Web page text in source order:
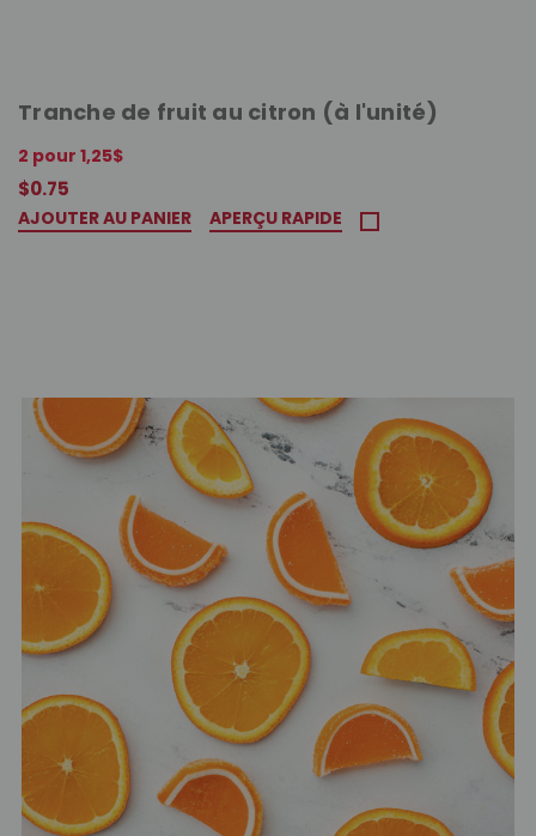
Tranche de fruit au citron (à l'unité)
2 pour 1,25$
$0.75
AJOUTER AU PANIER APERÇU RAPIDE